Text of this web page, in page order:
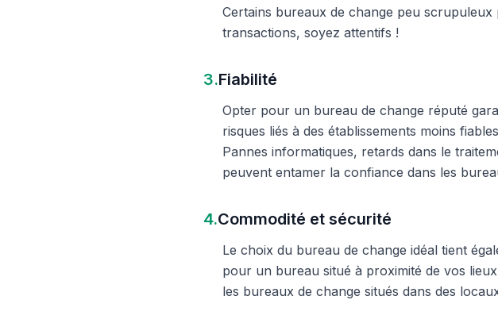
Certains bureaux de change peu
transactions, soyez attentifs !
3.Fiabilité
Opter pour un bureau de change réputé
risques liés à des établissements moins
Pannes informatiques, retards dans le
peuvent entamer la confiance dans les
4.Commodité et sécurité
Le choix du bureau de change idéal tient
pour un bureau situé à proximité de vos
les bureaux de change situés dans des